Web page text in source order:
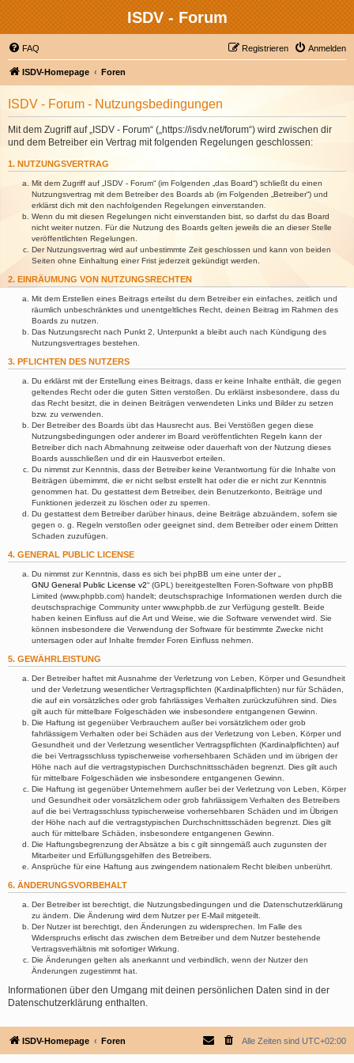
ISDV - Forum
FAQ Anmelden
Registrieren
ISDV-Homepage Foren
ISDV - Forum - Nutzungsbedingungen
Mit dem Zugriff auf „ISDV - Forum“ („https://isdv.net/forum“) wird zwischen dir
und dem Betreiber ein Vertrag mit folgenden Regelungen geschlossen:
1. NUTZUNGSVERTRAG
Mit dem Zugriff auf „ISDV - Forum“ (im Folgenden „das Board“) schließt du einen
Nutzungsvertrag mit dem Betreiber des Boards ab (im Folgenden „Betreiber“) und
erklärst dich mit den nachfolgenden Regelungen einverstanden.
Wenn du mit diesen Regelungen nicht einverstanden bist, so darfst du das Board
nicht weiter nutzen. Für die Nutzung des Boards gelten jeweils die an dieser Stelle
veröffentlichten Regelungen.
Der Nutzungsvertrag wird auf unbestimmte Zeit geschlossen und kann von beiden
Seiten ohne Einhaltung einer Frist jederzeit gekündigt werden.
2. EINRÄUMUNG VON NUTZUNGSRECHTEN
Mit dem Erstellen eines Beitrags erteilst du dem Betreiber ein einfaches, zeitlich und
räumlich unbeschränktes und unentgeltliches Recht, deinen Beitrag im Rahmen des
Boards zu nutzen.
Das Nutzungsrecht nach Punkt 2, Unterpunkt a bleibt auch nach Kündigung des
Nutzungsvertrages bestehen.
3. PFLICHTEN DES NUTZERS
Du erklärst mit der Erstellung eines Beitrags, dass er keine Inhalte enthält, die gegen
geltendes Recht oder die guten Sitten verstoßen. Du erklärst insbesondere, dass du
das Recht besitzt, die in deinen Beiträgen verwendeten Links und Bilder zu setzen
bzw. zu verwenden.
Der Betreiber des Boards übt das Hausrecht aus. Bei Verstößen gegen diese
Nutzungsbedingungen oder anderer im Board veröffentlichten Regeln kann der
Betreiber dich nach Abmahnung zeitweise oder dauerhaft von der Nutzung dieses
Boards ausschließen und dir ein Hausverbot erteilen.
Du nimmst zur Kenntnis, dass der Betreiber keine Verantwortung für die Inhalte von
Beiträgen übernimmt, die er nicht selbst erstellt hat oder die er nicht zur Kenntnis
genommen hat. Du gestattest dem Betreiber, dein Benutzerkonto, Beiträge und
Funktionen jederzeit zu löschen oder zu sperren.
Du gestattest dem Betreiber darüber hinaus, deine Beiträge abzuändern, sofern sie
gegen o. g. Regeln verstoßen oder geeignet sind, dem Betreiber oder einem Dritten
Schaden zuzufügen.
4. GENERAL PUBLIC LICENSE
Du nimmst zur Kenntnis, dass es sich bei phpBB um eine unter der „
GNU General Public License v2“ (GPL) bereitgestellten Foren-Software von phpBB
Limited (www.phpbb.com) handelt; deutschsprachige Informationen werden durch die
deutschsprachige Community unter www.phpbb.de zur Verfügung gestellt. Beide
haben keinen Einfluss auf die Art und Weise, wie die Software verwendet wird. Sie
können insbesondere die Verwendung der Software für bestimmte Zwecke nicht
untersagen oder auf Inhalte fremder Foren Einfluss nehmen.
5. GEWÄHRLEISTUNG
Der Betreiber haftet mit Ausnahme der Verletzung von Leben, Körper und Gesundheit
und der Verletzung wesentlicher Vertragspflichten (Kardinalpflichten) nur für Schäden,
die auf ein vorsätzliches oder grob fahrlässiges Verhalten zurückzuführen sind. Dies
gilt auch für mittelbare Folgeschäden wie insbesondere entgangenen Gewinn.
Die Haftung ist gegenüber Verbrauchern außer bei vorsätzlichem oder grob
fahrlässigem Verhalten oder bei Schäden aus der Verletzung von Leben, Körper und
Gesundheit und der Verletzung wesentlicher Vertragspflichten (Kardinalpflichten) auf
die bei Vertragsschluss typischerweise vorhersehbaren Schäden und im übrigen der
Höhe nach auf die vertragstypischen Durchschnittsschäden begrenzt. Dies gilt auch
für mittelbare Folgeschäden wie insbesondere entgangenen Gewinn.
Die Haftung ist gegenüber Unternehmern außer bei der Verletzung von Leben, Körper
und Gesundheit oder vorsätzlichem oder grob fahrlässigem Verhalten des Betreibers
auf die bei Vertragsschluss typischerweise vorhersehbaren Schäden und im Übrigen
der Höhe nach auf die vertragstypischen Durchschnittsschäden begrenzt. Dies gilt
auch für mittelbare Schäden, insbesondere entgangenen Gewinn.
Die Haftungsbegrenzung der Absätze a bis c gilt sinngemäß auch zugunsten der
Mitarbeiter und Erfüllungsgehilfen des Betreibers.
Ansprüche für eine Haftung aus zwingendem nationalem Recht bleiben unberührt.
6. ÄNDERUNGSVORBEHALT
Der Betreiber ist berechtigt, die Nutzungsbedingungen und die Datenschutzerklärung
zu ändern. Die Änderung wird dem Nutzer per E-Mail mitgeteilt.
Der Nutzer ist berechtigt, den Änderungen zu widersprechen. Im Falle des
Widerspruchs erlischt das zwischen dem Betreiber und dem Nutzer bestehende
Vertragsverhältnis mit sofortiger Wirkung.
Die Änderungen gelten als anerkannt und verbindlich, wenn der Nutzer den
Änderungen zugestimmt hat.
Informationen über den Umgang mit deinen persönlichen Daten sind in der
Datenschutzerklärung enthalten.
ISDV-Homepage Foren Alle Zeiten sind UTC+02:00